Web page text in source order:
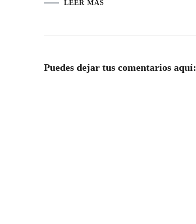
LEER MÁS
Puedes dejar tus comentarios aquí: